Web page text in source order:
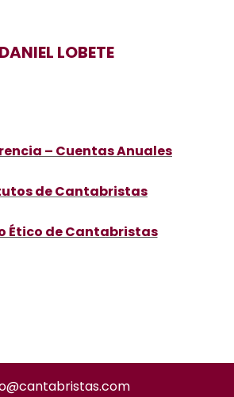
DANIEL LOBETE
– Cuentas Anuales
de Cantabristas
Ético de Cantabristas